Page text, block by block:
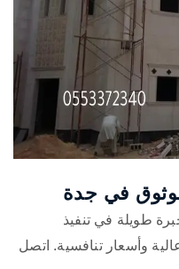
في جدة
طويلة في تنفيذ
وأسعار تنافسية. اتصل